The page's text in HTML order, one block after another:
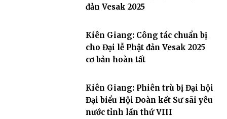
đản Vesak 2025
Kiên Giang: Công tác chuẩn bị
cho Đại lễ Phật đản Vesak 2025
cơ bản hoàn tất
Kiên Giang: Phiên trù bị Đại hội
Đại biểu Hội Đoàn kết Sư sãi yêu
nước tỉnh lần thứ VIII